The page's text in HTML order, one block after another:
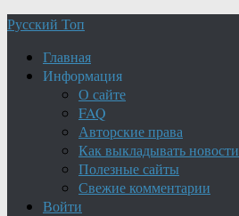
Русский Топ
Главная
Информация
О сайте
FAQ
Авторские права
Как выкладывать новости
Полезные сайты
Свежие комментарии
Войти